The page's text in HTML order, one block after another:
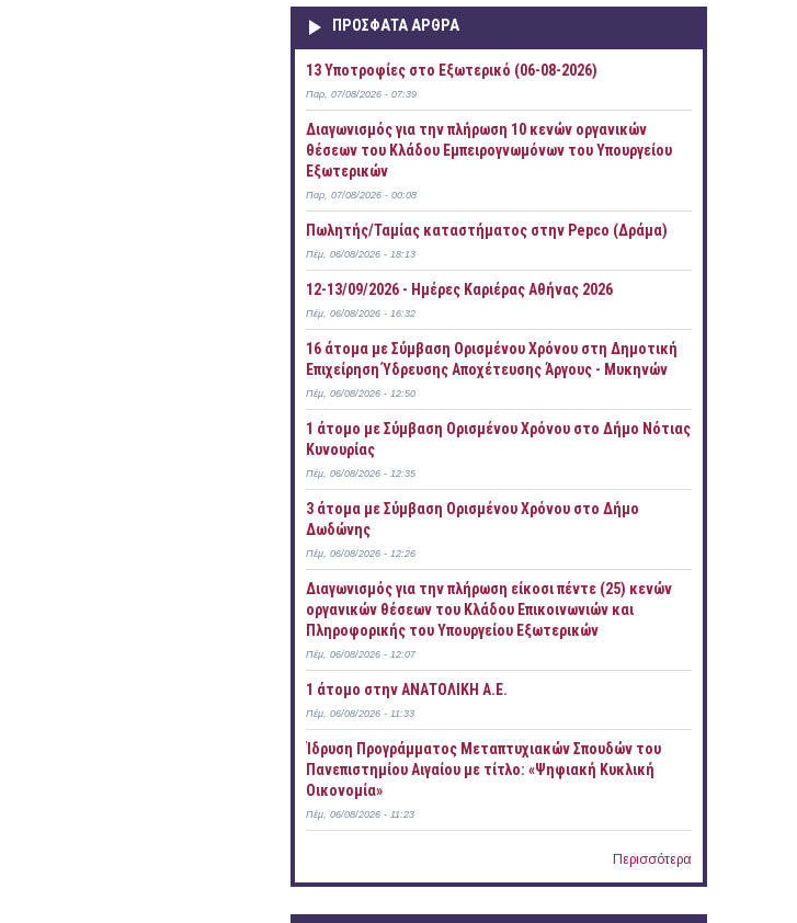
ΠΡOΣΦΑΤΑ AΡΘΡΑ
13 Υποτροφίες στο Εξωτερικό (06-08-2026)
Παρ, 07/08/2026 - 07:39
Διαγωνισμός για την πλήρωση 10 κενών οργανικών
θέσεων του Κλάδου Εμπειρογνωμόνων του Υπουργείου
Εξωτερικών
Παρ, 07/08/2026 - 00:08
Πωλητής/Ταμίας καταστήματος στην Pepco (Δράμα)
Πέμ, 06/08/2026 - 18:13
12-13/09/2026 - Ημέρες Καριέρας Αθήνας 2026
Πέμ, 06/08/2026 - 16:32
16 άτομα με Σύμβαση Ορισμένου Χρόνου στη Δημοτική
Επιχείρηση Ύδρευσης Αποχέτευσης Άργους - Μυκηνών
Πέμ, 06/08/2026 - 12:50
1 άτομο με Σύμβαση Ορισμένου Χρόνου στο Δήμο Νότιας
Κυνουρίας
Πέμ, 06/08/2026 - 12:35
3 άτομα με Σύμβαση Ορισμένου Χρόνου στο Δήμο
Δωδώνης
Πέμ, 06/08/2026 - 12:26
Διαγωνισμός για την πλήρωση είκοσι πέντε (25) κενών
οργανικών θέσεων του Κλάδου Επικοινωνιών και
Πληροφορικής του Υπουργείου Εξωτερικών
Πέμ, 06/08/2026 - 12:07
1 άτομο στην ΑΝΑΤΟΛΙΚΗ Α.Ε.
Πέμ, 06/08/2026 - 11:33
Ίδρυση Προγράμματος Μεταπτυχιακών Σπουδών του
Πανεπιστημίου Αιγαίου με τίτλο: «Ψηφιακή Κυκλική
Οικονομία»
Πέμ, 06/08/2026 - 11:23
Περισσότερα